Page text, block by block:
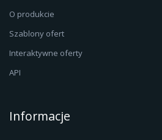
O produkcie
Szablony ofert
Interaktywne oferty
API
Informacje